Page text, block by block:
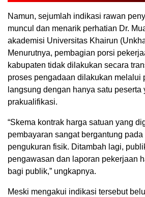
Namun, sejumlah indikasi rawan
muncul dan menarik perhatian Dr.
akademisi Universitas Khairun
Menurutnya, pembagian porsi
kabupaten tidak dilakukan secara
proses pengadaan dilakukan melalui
langsung dengan hanya satu peserta
prakualifikasi.
“Skema kontrak harga satuan yang
pembayaran sangat bergantung
pengukuran fisik. Ditambah lagi,
pengawasan dan laporan pekerjaan
bagi publik,” ungkapnya.
Meski mengakui indikasi tersebut